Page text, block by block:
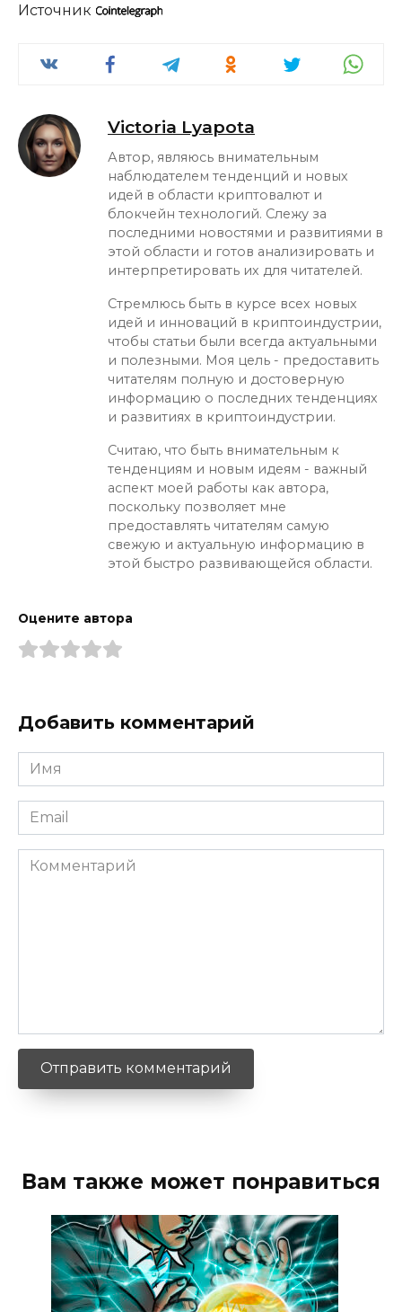
Источник
Victoria Lyapota
Автор, являюсь внимательным
наблюдателем тенденций и новых
идей в области криптовалют и
блокчейн технологий. Слежу за
последними новостями и развитиями в
этой области и готов анализировать и
интерпретировать их для читателей.
Стремлюсь быть в курсе всех новых
идей и инноваций в криптоиндустрии,
чтобы статьи были всегда актуальными
и полезными. Моя цель - предоставить
читателям полную и достоверную
информацию о последних тенденциях
и развитиях в криптоиндустрии.
Считаю, что быть внимательным к
тенденциям и новым идеям - важный
аспект моей работы как автора,
поскольку позволяет мне
предоставлять читателям самую
свежую и актуальную информацию в
этой быстро развивающейся области.
Оцените автора
Добавить комментарий
Имя
*
Email
*
Комментарий
Вам также может понравиться